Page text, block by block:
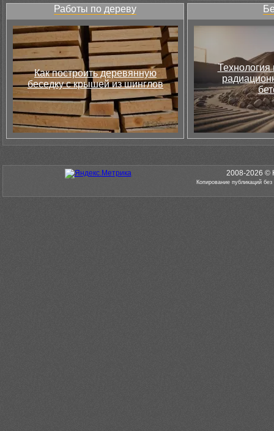
Работы по дереву
Как построить деревянную
беседку с крышей из шинглов
Технология
2008-2026 ©
Копирование публикаций